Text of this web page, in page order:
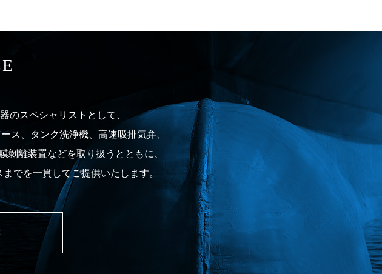
のスペシャリストとして、
ス、タンク洗浄機、高速吸排気弁、
剝離装置などを取り扱うとともに、
でを一貫してご提供いたします。